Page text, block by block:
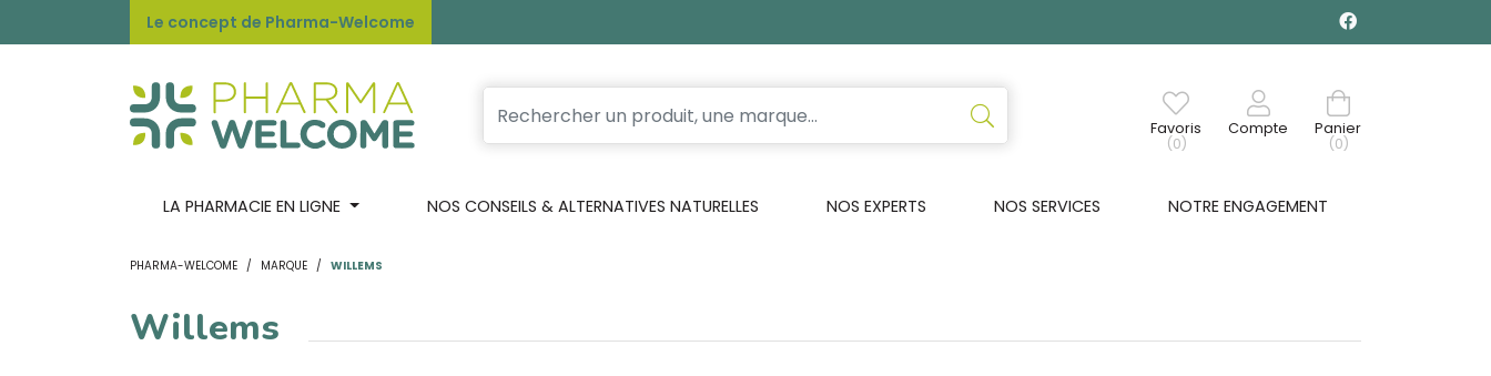
Le concept de Pharma-Welcome
Favoris
(0)
Compte
Panier
(0)
LA PHARMACIE EN LIGNE NOS CONSEILS & ALTERNATIVES NATURELLES NOS EXPERTS NOS SERVICES NOTRE ENGAGEMENT
PHARMA-WELCOME MARQUE WILLEMS
Willems